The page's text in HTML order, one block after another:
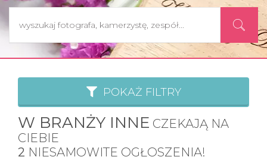
POKAŻ FILTRY
W BRANŻY INNE CZEKAJĄ NA
CIEBIE
2 NIESAMOWITE OGŁOSZENIA!